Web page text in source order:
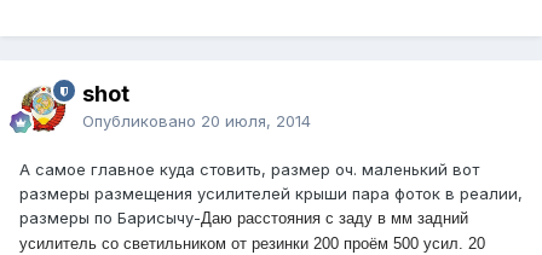
shot
Опубликовано 20 июля, 2014
А самое главное куда стовить, размер оч. маленький вот
размеры размещения усилителей крыши пара фоток в реалии,
размеры по Барисычу-Даю расстояния с заду в мм задний
усилитель со светильником от резинки 200 проём 500 усил. 20